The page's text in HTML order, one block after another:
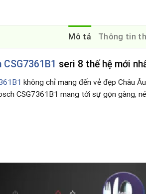
Mô tả Thông tin
seri 8 thế hệ mới
không chỉ mang đến vẻ đẹp Châu
CSG7361B1 mang tới sự gọn gàng,